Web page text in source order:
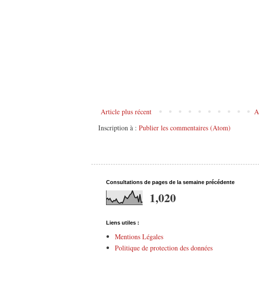
Article plus récent
Inscription à : Publier les commentaires (Atom)
Consultations de pages de la semaine précédente
1,020
Liens utiles :
Mentions Légales
Politique de protection des données